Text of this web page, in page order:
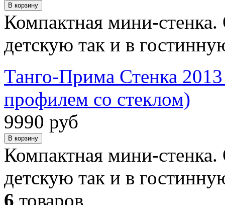
Компактная мини-
детскую так и в
Танго-Прима Стенка
профилем со стеклом)
9990 руб
Компактная мини-
детскую так и в
6 товаров